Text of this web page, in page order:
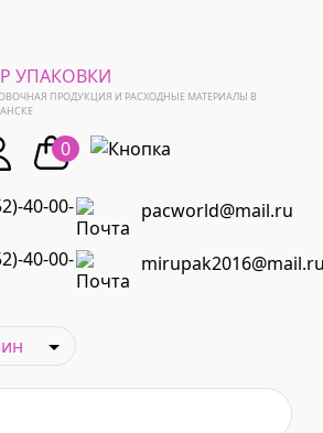
УПАКОВКИ
ПРОДУКЦИЯ И РАСХОДНЫЕ МАТЕРИАЛЫ В
0
40-00-
pacworld@mail.ru
40-00-